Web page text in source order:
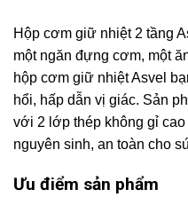
Hộp cơm giữ nhiệt 2 tầng
một ngăn đựng cơm, một
hộp cơm giữ nhiệt Asvel
hổi, hấp dẫn vị giác. Sản
với 2 lớp thép không gỉ
nguyên sinh, an toàn cho
Ưu điểm sản phẩm